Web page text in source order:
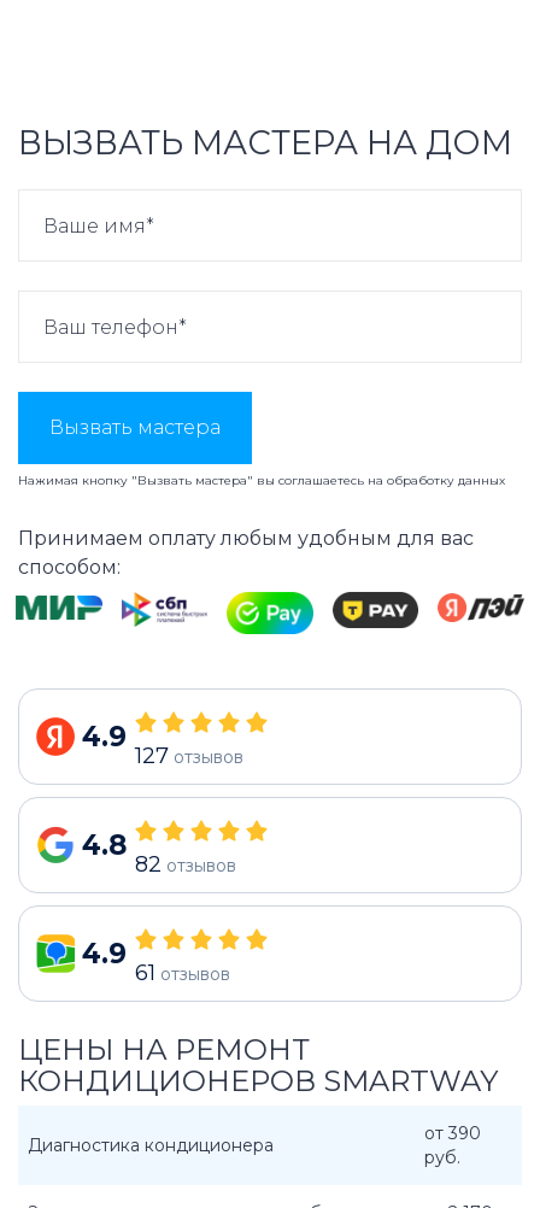
ВЫЗВАТЬ МАСТЕРА НА ДОМ
Вызвать мастера
Нажимая кнопку "Вызвать мастера" вы соглашаетесь на обработку данных
Принимаем оплату любым удобным для вас
способом:
4.9
127 отзывов
4.8
82 отзывов
4.9
61 отзывов
ЦЕНЫ НА РЕМОНТ
КОНДИЦИОНЕРОВ SMARTWAY
Диагностика кондиционера
от 390
руб.